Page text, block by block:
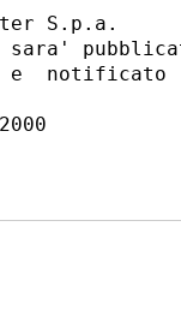
S.p.a.
sara'
e